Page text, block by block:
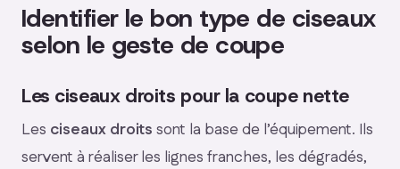
Identifier le bon type de ciseaux
selon le geste de coupe
Les ciseaux droits pour la coupe nette
Les ciseaux droits sont la base de l’équipement. Ils
servent à réaliser les lignes franches, les dégradés,